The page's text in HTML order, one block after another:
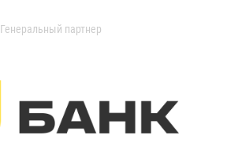
Генеральный партнер